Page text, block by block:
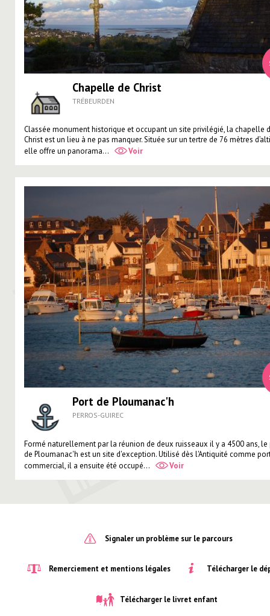
Chapelle de Christ
TRÉBEURDEN
Classée monument historique et occupant un site privilégié, la chapelle
Christ est un lieu à ne pas manquer. Située sur un tertre de 76 mètres
elle offre un panorama...
Voir
Port de Ploumanac'h
PERROS-GUIREC
Formé naturellement par la réunion de deux ruisseaux il y a 4500 ans, le
de Ploumanac'h est un site d'exception. Utilisé dès l'Antiquité comme
commercial, il a ensuite été occupé...
Voir
Signaler un problème sur le parcours
Remerciement et mentions légales Télécharger le
Télécharger le livret enfant